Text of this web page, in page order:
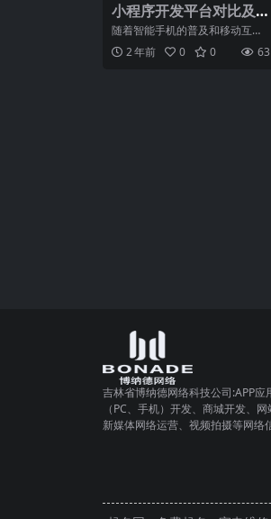
小程序开发平台对比及
选择指南
随着智能手机的普及和移动互联
网的快速发展，小程序成为了炙
手可热的应用开发形式。作
2 年前 0 0 63
吉林省博纳德网络科技公司:APP
（PC、手机）开发、商城开发、
新媒体网络运营、视频拍摄等网络